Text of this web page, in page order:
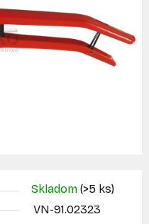
Skladom (>5 ks)
VN-91.02323